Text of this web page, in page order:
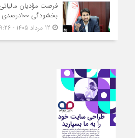
بخشودگی 100درصدی تا ۲۵ مرداد